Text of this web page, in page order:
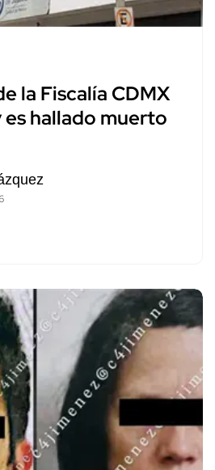
la Fiscalía CDMX
es hallado muerto